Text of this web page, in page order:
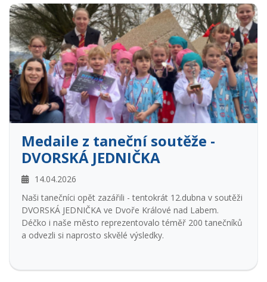
Medaile z taneční soutěže -
DVORSKÁ JEDNIČKA
14.04.2026
Naši tanečníci opět zazářili - tentokrát 12.dubna v soutěži
DVORSKÁ JEDNIČKA ve Dvoře Králové nad Labem.
Déčko i naše město reprezentovalo téměř 200 tanečníků
a odvezli si naprosto skvělé výsledky.